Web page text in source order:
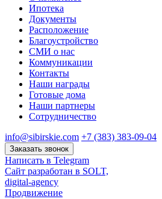
Ипотека
Документы
Расположение
Благоустройство
СМИ о нас
Коммуникации
Контакты
Наши награды
Готовые дома
Наши партнеры
Сотрудничество
info@sibirskie.com +7 (383) 383-09-04
Заказать звонок
Написать в Telegram
Сайт разработан в SOLT,
digital-agency
Продвижение